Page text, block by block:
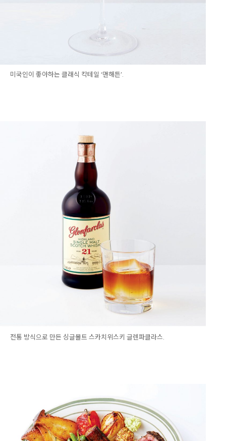
미국인이 좋아하는 클래식 칵테일 ‘맨해튼’.
전통 방식으로 만든 싱글몰트 스카치위스키 글렌파클라스.